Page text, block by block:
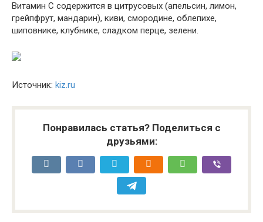
Витамин С содержится в цитрусовых (апельсин, лимон,
грейпфрут, мандарин), киви, смородине, облепихе,
шиповнике, клубнике, сладком перце, зелени.
Источник: kiz.ru
Понравилась статья? Поделиться с
друзьями: